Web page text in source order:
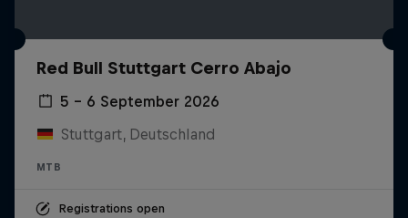
Red Bull Stuttgart Cerro Abajo
5 – 6 September 2026
Stuttgart, Deutschland
MTB
Registrations open